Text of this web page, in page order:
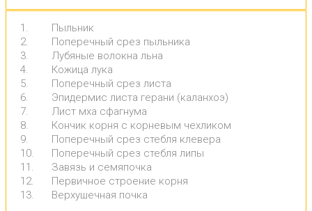
1.
Пыльник
2.
Поперечный срез пыльника
3.
Лубяные волокна льна
4.
Кожица лука
5.
Поперечный срез листа
6.
Эпидермис листа герани (каланхоэ)
7.
Лист мха сфагнума
8.
Кончик корня с корневым чехликом
9.
Поперечный срез стебля клевера
10.
Поперечный срез стебля липы
11.
Завязь и семяпочка
12.
Первичное строение корня
13.
Верхушечная почка